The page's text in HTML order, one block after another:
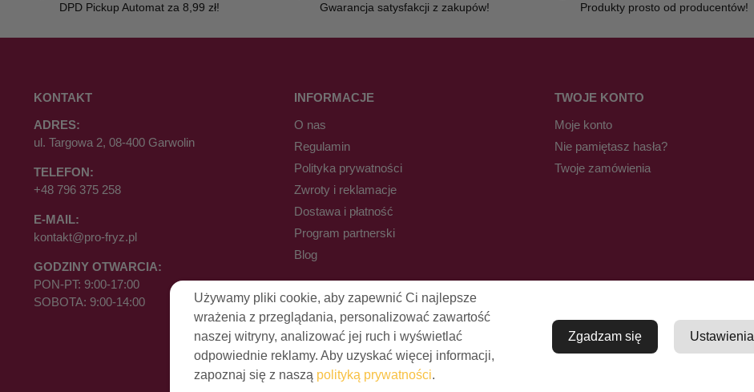
DPD Pickup Automat za 8,99 zł! Gwarancja satysfakcji z zakupów! Produkty prosto od producentów!
KONTAKT
ADRES:
ul. Targowa 2, 08-400 Garwolin
TELEFON:
+48 796 375 258
E-MAIL:
kontakt@pro-fryz.pl
GODZINY OTWARCIA:
PON-PT: 9:00-17:00
SOBOTA: 9:00-14:00
INFORMACJE
O nas
Regulamin
Polityka prywatności
Zwroty i reklamacje
Dostawa i płatność
Program partnerski
Blog
TWOJE KONTO
Moje konto
Nie pamiętasz hasła?
Twoje zamówienia
© Pro-Fryz.pl 2021-2026
Używamy pliki cookie, aby zapewnić Ci najlepsze
wrażenia z przeglądania, personalizować zawartość
naszej witryny, analizować jej ruch i wyświetlać
odpowiednie reklamy. Aby uzyskać więcej informacji,
zapoznaj się z naszą polityką prywatności.
Zgadzam się Ustawienia